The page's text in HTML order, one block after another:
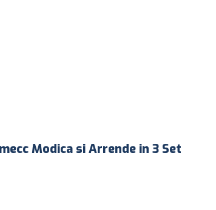
Modica si Arrende in 3 Set